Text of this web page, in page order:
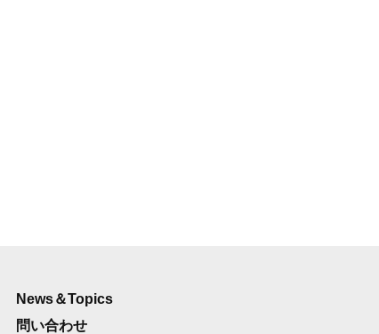
News＆Topics
問い合わせ